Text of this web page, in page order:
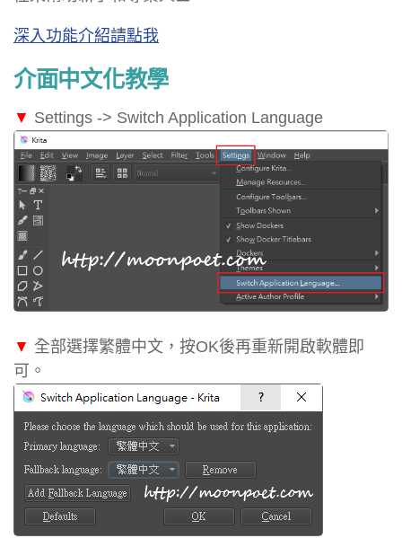
深入功能介紹請點我
介面中文化教學
▼ Settings -> Switch Application Language
▼ 全部選擇繁體中文，按OK後再重新開啟軟體即
可。